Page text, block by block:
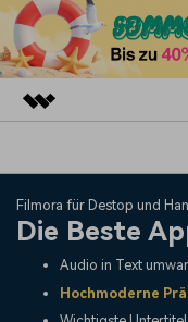
Dienstprogramme
Business
Überblick
Lösungen
Über uns
Presseraum
Produkte
Funktionen
Lösungen
Filmora für Destop und
Die Beste
Audio in Text
Hochmoderne